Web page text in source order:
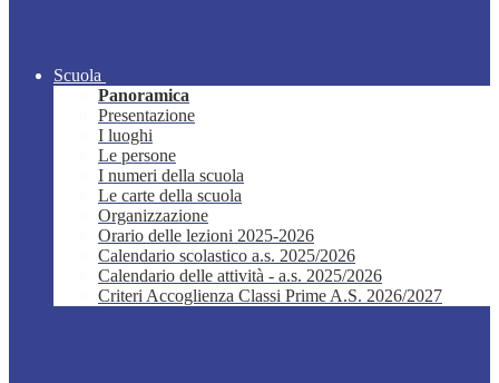
Scuola
Panoramica
Presentazione
I luoghi
Le persone
I numeri della scuola
Le carte della scuola
Organizzazione
Orario delle lezioni 2025-2026
Calendario scolastico a.s. 2025/2026
Calendario delle attività - a.s. 2025/2026
Criteri Accoglienza Classi Prime A.S. 2026/2027